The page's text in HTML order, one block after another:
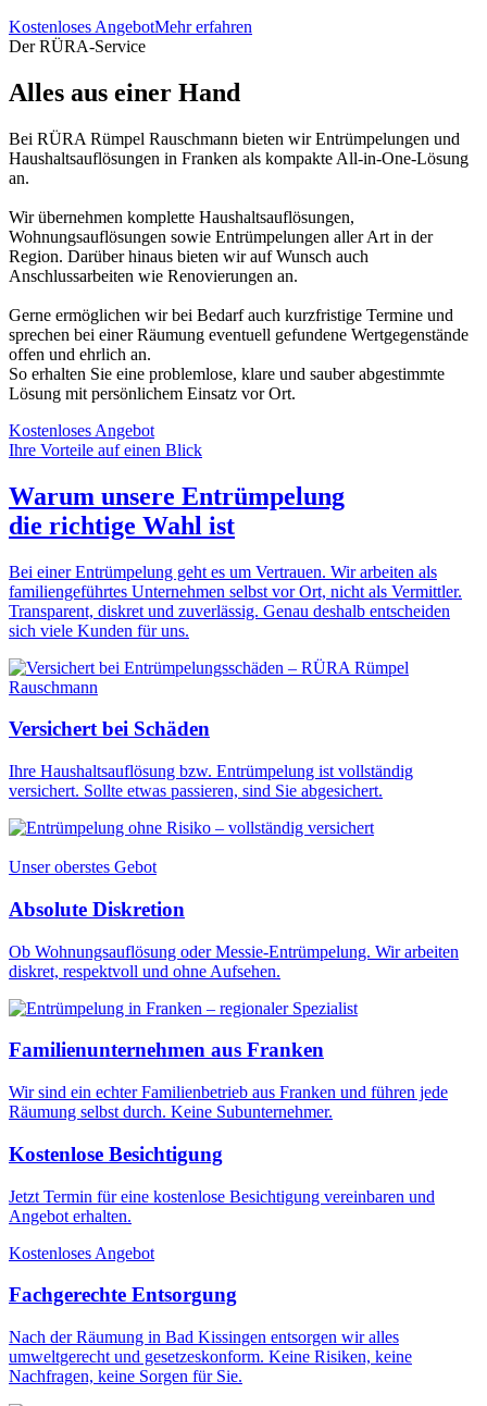
Kostenloses AngebotMehr erfahren
Der RÜRA-Service
Alles aus einer Hand
Bei RÜRA Rümpel Rauschmann bieten wir Entrümpelungen und
Haushaltsauflösungen in Franken als kompakte All-in-One-Lösung
an.
Wir übernehmen komplette Haushaltsauflösungen,
Wohnungsauflösungen sowie Entrümpelungen aller Art in der
Region. Darüber hinaus bieten wir auf Wunsch auch
Anschlussarbeiten wie Renovierungen an.
Gerne ermöglichen wir bei Bedarf auch kurzfristige Termine und
sprechen bei einer Räumung eventuell gefundene Wertgegenstände
offen und ehrlich an.
So erhalten Sie eine problemlose, klare und sauber abgestimmte
Lösung mit persönlichem Einsatz vor Ort.
Kostenloses Angebot
Ihre Vorteile auf einen Blick
Warum unsere Entrümpelung
die richtige Wahl ist
Bei einer Entrümpelung geht es um Vertrauen. Wir arbeiten als
familiengeführtes Unternehmen selbst vor Ort, nicht als Vermittler.
Transparent, diskret und zuverlässig. Genau deshalb entscheiden
sich viele Kunden für uns.
Versichert bei Schäden
Ihre Haushaltsauflösung bzw. Entrümpelung ist vollständig
versichert. Sollte etwas passieren, sind Sie abgesichert.
Unser oberstes Gebot
Absolute Diskretion
Ob Wohnungsauflösung oder Messie-Entrümpelung. Wir arbeiten
diskret, respektvoll und ohne Aufsehen.
Familienunternehmen aus Franken
Wir sind ein echter Familienbetrieb aus Franken und führen jede
Räumung selbst durch. Keine Subunternehmer.
Kostenlose Besichtigung
Jetzt Termin für eine kostenlose Besichtigung vereinbaren und
Angebot erhalten.
Kostenloses Angebot
Fachgerechte Entsorgung
Nach der Räumung in Bad Kissingen entsorgen wir alles
umweltgerecht und gesetzeskonform. Keine Risiken, keine
Nachfragen, keine Sorgen für Sie.